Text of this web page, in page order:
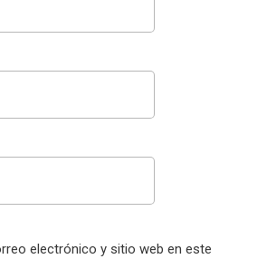
electrónico y sitio web en este